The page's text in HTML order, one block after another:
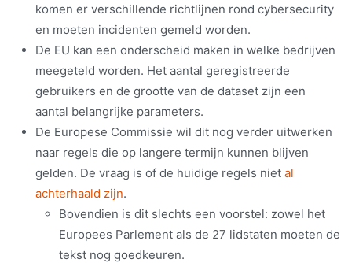
komen er verschillende richtlijnen rond cybersecurity
en moeten incidenten gemeld worden.
De EU kan een onderscheid maken in welke bedrijven
meegeteld worden. Het aantal geregistreerde
gebruikers en de grootte van de dataset zijn een
aantal belangrijke parameters.
De Europese Commissie wil dit nog verder uitwerken
naar regels die op langere termijn kunnen blijven
gelden. De vraag is of de huidige regels niet al
achterhaald zijn.
Bovendien is dit slechts een voorstel: zowel het
Europees Parlement als de 27 lidstaten moeten de
tekst nog goedkeuren.